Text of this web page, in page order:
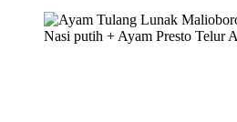
Nasi putih + Ayam Presto Telur